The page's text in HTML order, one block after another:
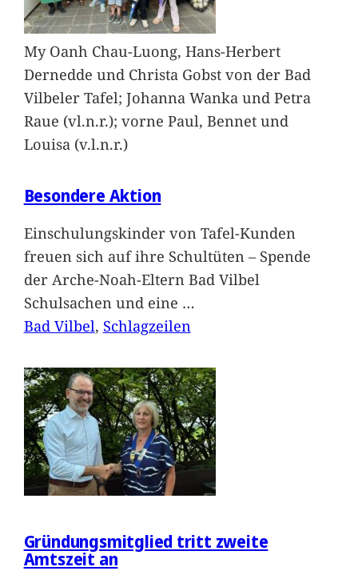
My Oanh Chau-Luong, Hans-Herbert
Dernedde und Christa Gobst von der Bad
Vilbeler Tafel; Johanna Wanka und Petra
Raue (vl.n.r.); vorne Paul, Bennet und
Louisa (v.l.n.r.)
Besondere Aktion
Einschulungskinder von Tafel-Kunden
freuen sich auf ihre Schultüten – Spende
der Arche-Noah-Eltern Bad Vilbel
Schulsachen und eine …
Bad Vilbel, Schlagzeilen
Gründungsmitglied tritt zweite
Amtszeit an